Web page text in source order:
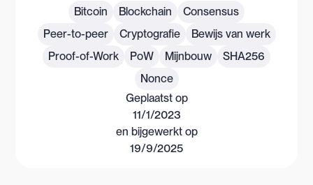
Bitcoin
Blockchain
Consensus
Peer-to-peer
Cryptografie
Bewijs van werk
Proof-of-Work
PoW Mijnbouw
SHA256
Nonce
Geplaatst op
11/1/2023
en bijgewerkt op
19/9/2025